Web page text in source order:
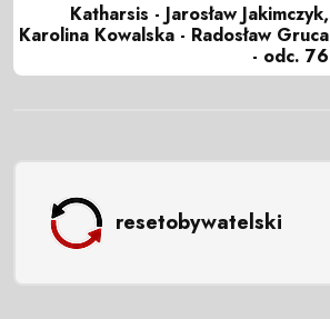
Katharsis - Jarosław Jakimczyk,
Karolina Kowalska - Radosław Gruca
- odc. 76
resetobywatelski